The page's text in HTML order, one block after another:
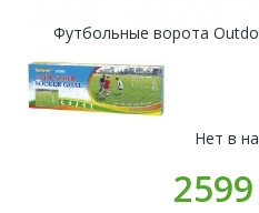
Футбольные ворота
Нет в